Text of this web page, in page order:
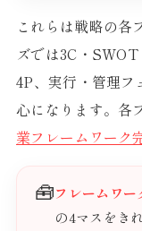
これらは戦略の各
ズでは3C・
4P、実行・管理
心になります。各
業フレームワーク
🧰フレームワー
の4マスをき